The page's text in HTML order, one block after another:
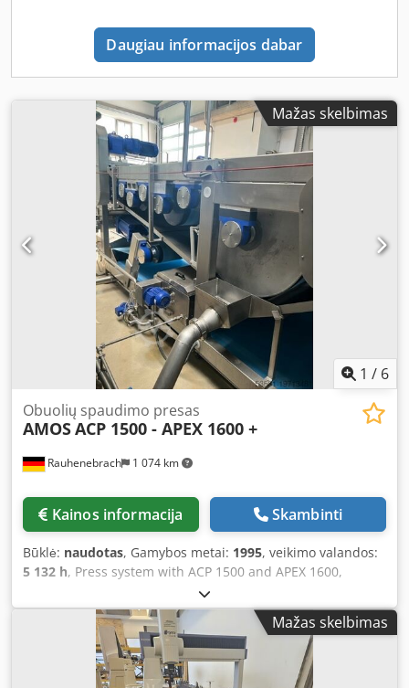
Daugiau informacijos dabar
Mažas skelbimas
1 / 6
Rauhenebrach 1 074 km
Obuolių spaudimo presas
AMOSACP 1500 - APEX 1600 +
Kainos informacija Skambinti
Būklė: naudotas, Gamybos metai: 1995, veikimo valandos:
5 132 h, Press system with ACP 1500 and APEX 1600,
capacity: approx. 14 tons/hour Continuous operation with
integrated pomace post-extraction to increase yield
Compac press type: ACP 1500, belt width 1,500 mm, press
length approx. 4,515 mm, width: 2,440 mm, height approx.
2,180 mm. Press belt / sieve belt Mash feed hopper, juice
Mažas skelbimas